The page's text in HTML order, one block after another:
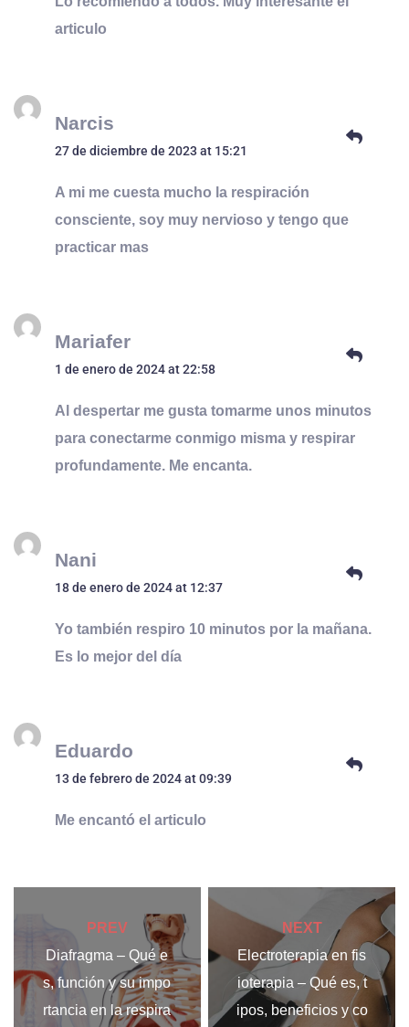
articulo
Narcis
27 de diciembre de 2023 at 15:21
A mi me cuesta mucho la respiración
consciente, soy muy nervioso y tengo que
practicar mas
Mariafer
1 de enero de 2024 at 22:58
Al despertar me gusta tomarme unos minutos
para conectarme conmigo misma y respirar
profundamente. Me encanta.
Nani
18 de enero de 2024 at 12:37
Yo también respiro 10 minutos por la mañana.
Es lo mejor del día
Eduardo
13 de febrero de 2024 at 09:39
Me encantó el articulo
PREV
Diafragma – Qué e
s, función y su impo
rtancia en la respira
NEXT
Electroterapia en fis
ioterapia – Qué es, t
ipos, beneficios y co